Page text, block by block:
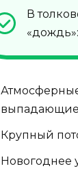
В
«дождь»:
выпадающие
Крупный
Новогоднее